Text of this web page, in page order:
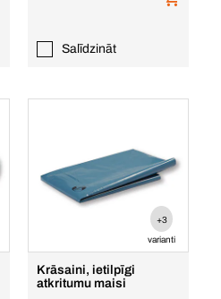
Salīdzināt
+3
varianti
Krāsaini, ietilpīgi
atkritumu maisi